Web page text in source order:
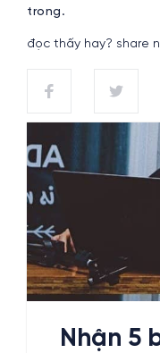
trong.
đọc thấy hay? share
Nhận 5